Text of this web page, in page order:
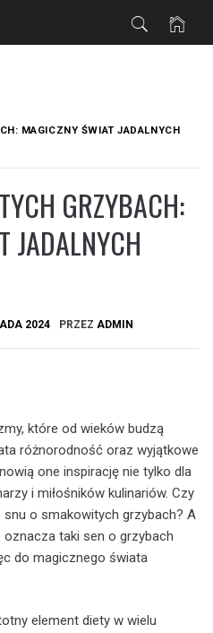
MAGICZNY ŚWIAT JADALNYCH
GRZYBACH:
JADALNYCH
2024 PRZEZ ADMIN
które od wieków budzą
różnorodność oraz wyjątkowe
one inspirację nie tylko dla
i miłośników kulinariów. Czy
o smakowitych grzybach? A
taki sen o grzybach
do magicznego świata
element diety w wielu